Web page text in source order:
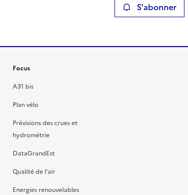
de la page dans le presse-papier S'abonner
Focus
A31 bis
Plan vélo
Prévisions des crues et
hydrométrie
DataGrandEst
Qualité de l’air
Energies renouvelables